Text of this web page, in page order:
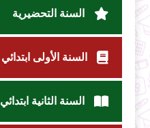
السنة التحضيرية
السنة الأولى ابتدائي
السنة الثانية ابتدائي